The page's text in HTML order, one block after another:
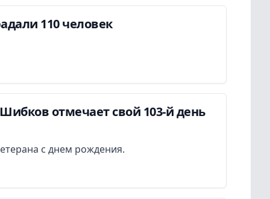
110 человек
отмечает свой 103-й день
с днем рождения.